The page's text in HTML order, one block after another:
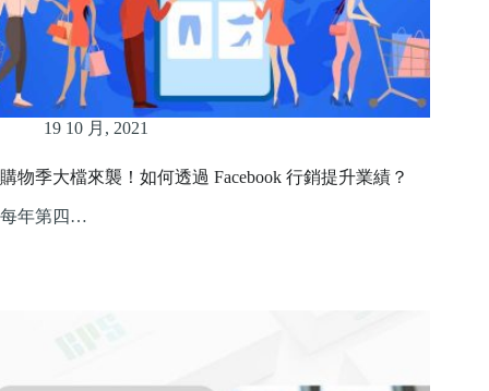
19 10 月, 2021
購物季大檔來襲！如何透過 Facebook 行銷提升業績？
每年第四…